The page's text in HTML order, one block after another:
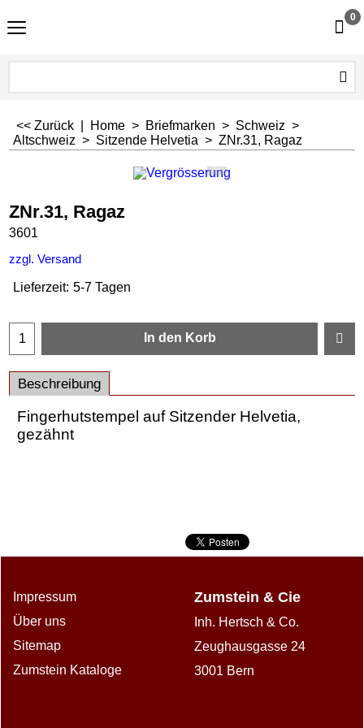
0
<< Zurück Home > Briefmarken > Schweiz >
Altschweiz > Sitzende Helvetia > ZNr.31, Ragaz
ZNr.31, Ragaz
3601
zzgl. Versand
Lieferzeit: 5-7 Tagen
In den Korb
Beschreibung
Fingerhutstempel auf Sitzender Helvetia,
gezähnt
Zumstein & Cie
Inh. Hertsch & Co.
Zeughausgasse 24
3001 Bern
Impressum
Über uns
Sitemap
Zumstein Kataloge